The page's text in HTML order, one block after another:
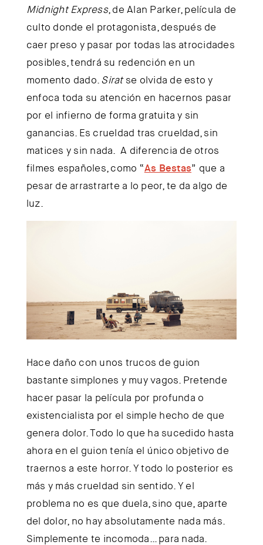
Midnight Express, de Alan Parker, película de
culto donde el protagonista, después de
caer preso y pasar por todas las atrocidades
posibles, tendrá su redención en un
momento dado. Siratse olvida de esto y
enfoca toda su atención en hacernos pasar
por el infierno de forma gratuita y sin
ganancias. Es crueldad tras crueldad, sin
matices y sin nada. A diferencia de otros
filmes españoles, como “As Bestas” que a
pesar de arrastrarte a lo peor, te da algo de
luz.
Hace daño con unos trucos de guion
bastante simplones y muy vagos. Pretende
hacer pasar la película por profunda o
existencialista por el simple hecho de que
genera dolor. Todo lo que ha sucedido hasta
ahora en el guion tenía el único objetivo de
traernos a este horror. Y todo lo posterior es
más y más crueldad sin sentido. Y el
problema no es que duela, sino que, aparte
del dolor, no hay absolutamente nada más.
Simplemente te incomoda… para nada.